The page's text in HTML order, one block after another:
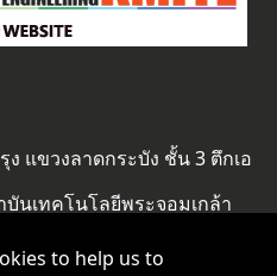
to help us to
แขวงลาดกระบัง ชั้น 3 ตึกเอ
นเทคโนโลยีพระจอมเกล้า